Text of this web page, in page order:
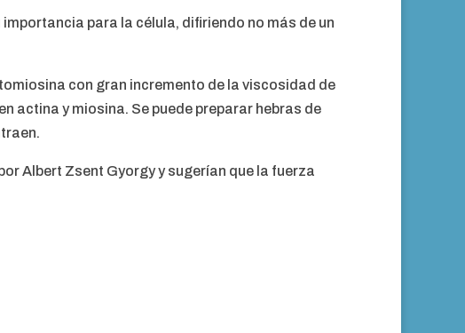
para la célula, difiriendo no más de un
con gran incremento de la viscosidad de
actina y miosina. Se puede preparar hebras de
Albert Zsent Gyorgy y sugerían que la fuerza